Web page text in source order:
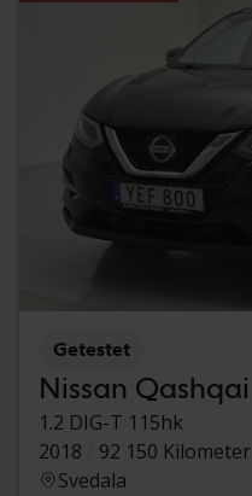
Getestet
Nissan Qashqai
1.2 DIG-T 115hk
2018
92 150 Kilometer
Svedala